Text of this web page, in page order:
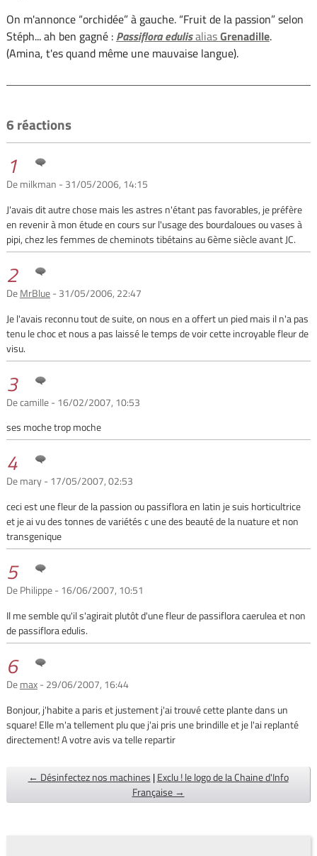
On m'annonce “orchidée” à gauche. “Fruit de la passion” selon
Stéph... ah ben gagné : Passiflora edulisaliasGrenadille.
(Amina, t'es quand même une mauvaise langue).
6 réactions
1
De milkman - 31/05/2006, 14:15
J'avais dit autre chose mais les astres n'étant pas favorables, je préfère
en revenir à mon étude en cours sur l'usage des bourdaloues ou vases à
pipi, chez les femmes de cheminots tibétains au 6ème siècle avant JC.
2
DeMrBlue- 31/05/2006, 22:47
Je l'avais reconnu tout de suite, on nous en a offert un pied mais il n'a pas
tenu le choc et nous a pas laissé le temps de voir cette incroyable fleur de
visu.
3
De camille - 16/02/2007, 10:53
ses moche trop moche
4
De mary - 17/05/2007, 02:53
ceci est une fleur de la passion ou passiflora en latin je suis horticultrice
et je ai vu des tonnes de variétés c une des beauté de la nuature et non
transgenique
5
De Philippe - 16/06/2007, 10:51
Il me semble qu'il s'agirait plutôt d'une fleur de passiflora caerulea et non
de passiflora edulis.
6
Demax- 29/06/2007, 16:44
Bonjour, j'habite a paris et justement j'ai trouvé cette plante dans un
square! Elle m'a tellement plu que j'ai pris une brindille et je l'ai replanté
directement! A votre avis va telle repartir
← Désinfectez nos machines | Exclu ! le logo de la Chaine d'Info
Française →